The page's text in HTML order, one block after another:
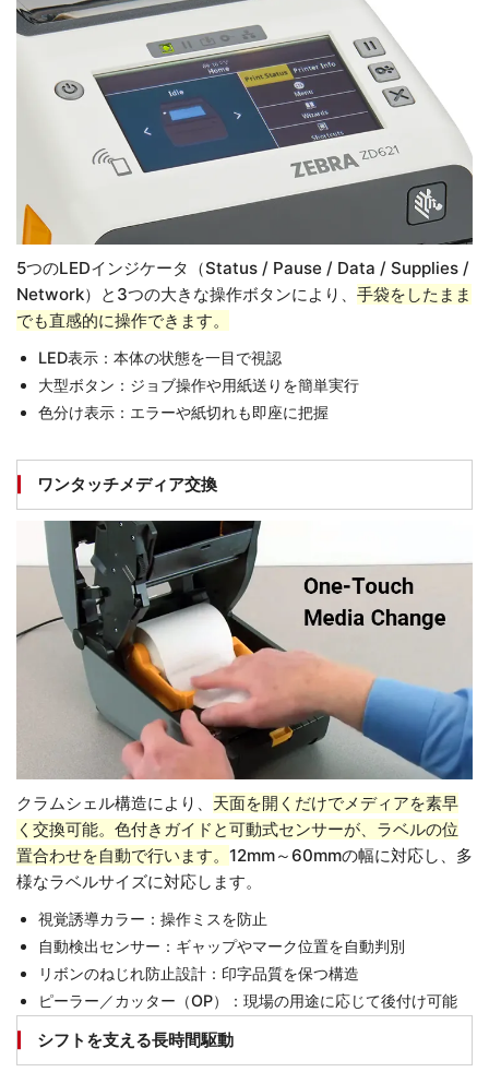
5つのLEDインジケータ（Status / Pause / Data / Supplies /
Network）と3つの大きな操作ボタンにより、 手袋をしたまま
でも直感的に操作できます。
LED表示：本体の状態を一目で視認
大型ボタン：ジョブ操作や用紙送りを簡単実行
色分け表示：エラーや紙切れも即座に把握
ワンタッチメディア交換
クラムシェル構造により、 天面を開くだけでメディアを素早
く交換可能。色付きガイドと可動式センサーが、ラベルの位
置合わせを自動で行います。 12mm～60mmの幅に対応し、多
様なラベルサイズに対応します。
視覚誘導カラー：操作ミスを防止
自動検出センサー：ギャップやマーク位置を自動判別
リボンのねじれ防止設計：印字品質を保つ構造
ピーラー／カッター（OP）：現場の用途に応じて後付け可能
シフトを支える長時間駆動